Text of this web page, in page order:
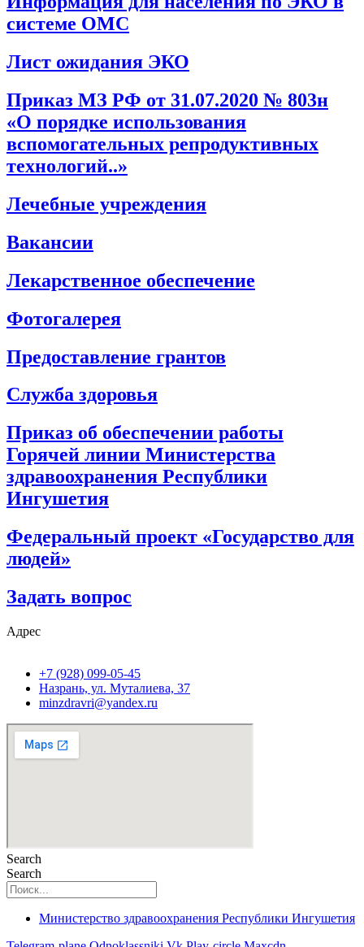
системе ОМС
Лист ожидания ЭКО
Приказ МЗ РФ от 31.07.2020 № 803н
«О порядке использования
вспомогательных репродуктивных
технологий..»
Лечебные учреждения
Вакансии
Лекарственное обеспечение
Фотогалерея
Предоставление грантов
Служба здоровья
Приказ об обеспечении работы
Горячей линии Министерства
здравоохранения Республики
Ингушетия
Федеральный проект «Государство для
людей»
Задать вопрос
Адрес
+7 (928) 099-05-45
Назрань, ул. Муталиева, 37
minzdravri@yandex.ru
Search
Search
Министерство здравоохранения Республики Ингушетия